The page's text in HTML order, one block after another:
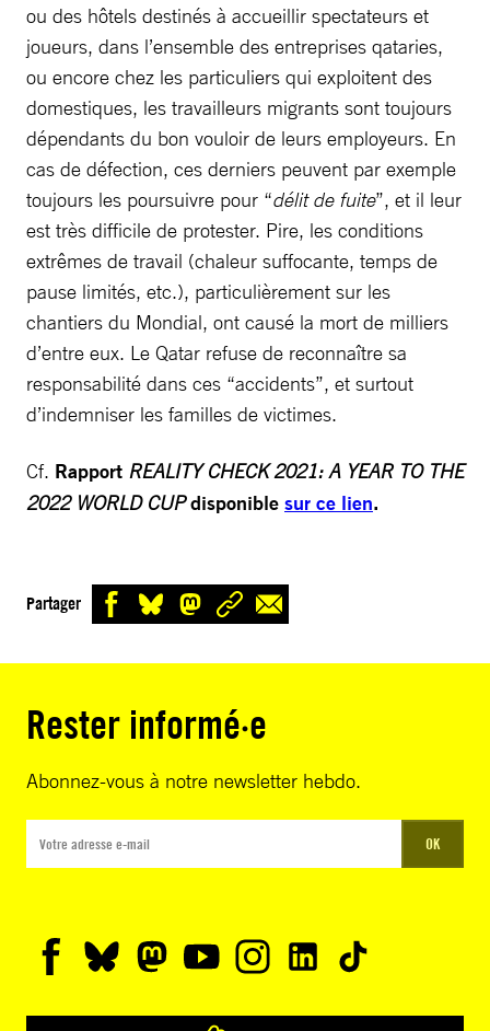
ou des hôtels destinés à accueillir spectateurs et
joueurs, dans l’ensemble des entreprises qataries,
ou encore chez les particuliers qui exploitent des
domestiques, les travailleurs migrants sont toujours
dépendants du bon vouloir de leurs employeurs. En
cas de défection, ces derniers peuvent par exemple
toujours les poursuivre pour “délit de fuite”, et il leur
est très difficile de protester. Pire, les conditions
extrêmes de travail (chaleur suffocante, temps de
pause limités, etc.), particulièrement sur les
chantiers du Mondial, ont causé la mort de milliers
d’entre eux. Le Qatar refuse de reconnaître sa
responsabilité dans ces “accidents”, et surtout
d’indemniser les familles de victimes.
Cf. Rapport REALITY CHECK 2021: A YEAR TO THE
2022 WORLD CUPdisponible sur ce lien.
Partager
Rester informé·e
Abonnez-vous à notre newsletter hebdo.
OK